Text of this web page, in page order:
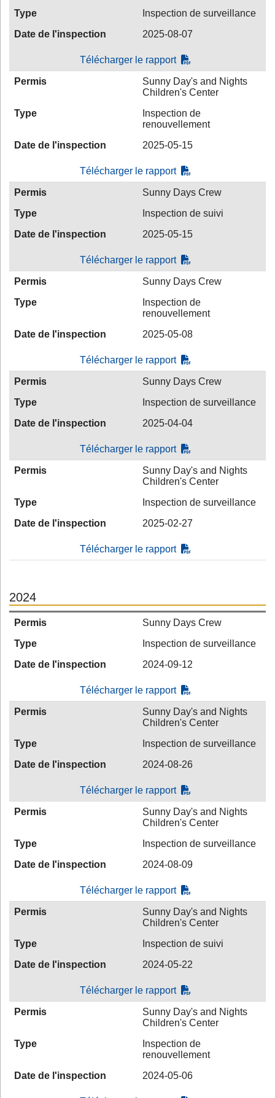
Type
Inspection de surveillance
Date de l'inspection
2025-08-07
Télécharger le rapport
Permis
Sunny Day's and Nights
Children's Center
Type
Inspection de
renouvellement
Date de l'inspection
2025-05-15
Télécharger le rapport
Permis
Sunny Days Crew
Type
Inspection de suivi
Date de l'inspection
2025-05-15
Télécharger le rapport
Permis
Sunny Days Crew
Type
Inspection de
renouvellement
Date de l'inspection
2025-05-08
Télécharger le rapport
Permis
Sunny Days Crew
Type
Inspection de surveillance
Date de l'inspection
2025-04-04
Télécharger le rapport
Permis
Sunny Day's and Nights
Children's Center
Type
Inspection de surveillance
Date de l'inspection
2025-02-27
Télécharger le rapport
2024
Permis
Sunny Days Crew
Type
Inspection de surveillance
Date de l'inspection
2024-09-12
Télécharger le rapport
Permis
Sunny Day's and Nights
Children's Center
Type
Inspection de surveillance
Date de l'inspection
2024-08-26
Télécharger le rapport
Permis
Sunny Day's and Nights
Children's Center
Type
Inspection de surveillance
Date de l'inspection
2024-08-09
Télécharger le rapport
Permis
Sunny Day's and Nights
Children's Center
Type
Inspection de suivi
Date de l'inspection
2024-05-22
Télécharger le rapport
Permis
Sunny Day's and Nights
Children's Center
Type
Inspection de
renouvellement
Date de l'inspection
2024-05-06